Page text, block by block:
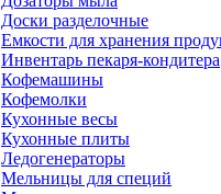
Доски разделочные
Емкости для хранения
Инвентарь пекаря-кондитера
Кофемашины
Кофемолки
Кухонные весы
Кухонные плиты
Ледогенераторы
Мельницы для специй